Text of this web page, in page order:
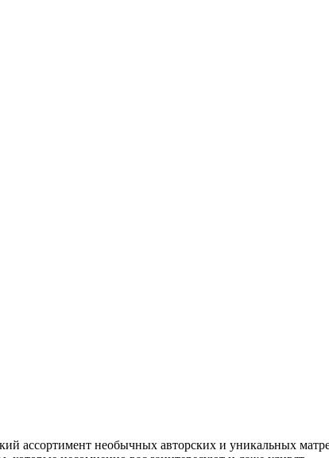
ассортимент необычных авторских и уникальных